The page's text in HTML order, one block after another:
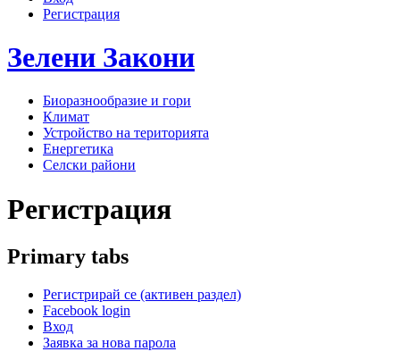
Регистрация
Зелени Закони
Биоразнообразие и гори
Климат
Устройство на територията
Енергетика
Селски райони
Регистрация
Primary tabs
Регистрирай се (активен раздел)
Facebook login
Вход
Заявка за нова парола